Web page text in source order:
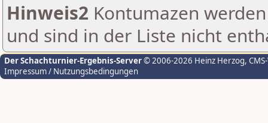
Hinweis2 Kontumazen
und sind in der Liste nicht
Der Schachturnier-Ergebnis-Server© 2006-2026 Heinz Herzog,
Impressum / Nutzungsbedingungen